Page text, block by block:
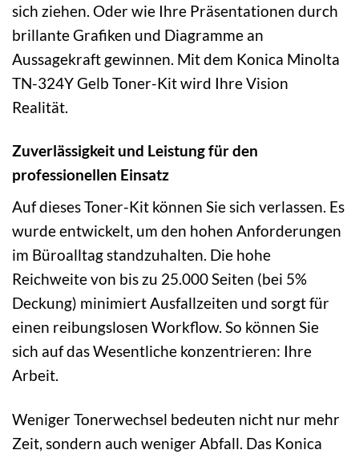
sich ziehen. Oder wie Ihre Präsentationen durch
brillante Grafiken und Diagramme an
Aussagekraft gewinnen. Mit dem Konica Minolta
TN-324Y Gelb Toner-Kit wird Ihre Vision
Realität.
Zuverlässigkeit und Leistung für den
professionellen Einsatz
Auf dieses Toner-Kit können Sie sich verlassen. Es
wurde entwickelt, um den hohen Anforderungen
im Büroalltag standzuhalten. Die hohe
Reichweite von bis zu 25.000 Seiten (bei 5%
Deckung) minimiert Ausfallzeiten und sorgt für
einen reibungslosen Workflow. So können Sie
sich auf das Wesentliche konzentrieren: Ihre
Arbeit.
Weniger Tonerwechsel bedeuten nicht nur mehr
Zeit, sondern auch weniger Abfall. Das Konica